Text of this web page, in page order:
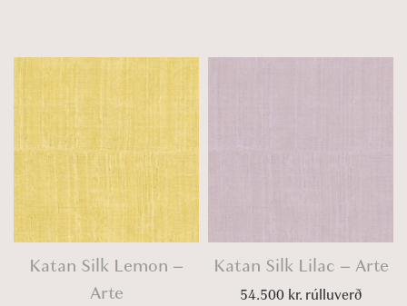
Katan Silk Lemon –
Arte
Katan Silk Lilac – Arte
54.500 kr.rúlluverð